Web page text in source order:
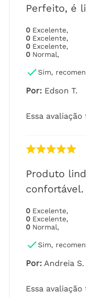
Perfeito, é
0 Excelente,
0 Excelente,
0 Excelente,
0 Normal,
Sim,
Por: Edson T.
Essa
Produto
confortável.
0 Excelente,
0 Excelente,
0 Normal,
Sim,
Por: Andreia S.
Essa